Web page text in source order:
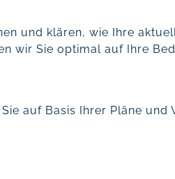
und klären, wie Ihre
wir Sie optimal auf Ihre
auf Basis Ihrer Pläne und